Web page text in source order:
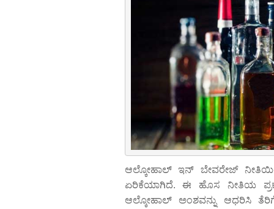
ಆಲ್ಕೋಹಾಲ್ ಇನ್ ಬೇವರೇಜ್
ಏರಿಕೆಯಾಗಿದೆ. ಈ ಹೊಸ ನೀತಿಯ
ಆಲ್ಕೋಹಾಲ್ ಅಂಶವನ್ನು ಆಧರಿಸಿ